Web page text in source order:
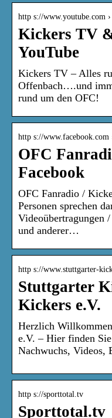
http s://www.youtube.com ›
Kickers TV
YouTube
Kickers TV – Alles
Offenbach….und
rund um den OFC!
http s://www.facebook.com
OFC
Facebook
OFC Fanradio /
Personen sprechen
Videoübertragungen
und anderer…
http s://www.stuttgarter-
Stuttgarter
Kickers e.V.
Herzlich
e.V. – Hier finden
Nachwuchs, Videos,
http s://sporttotal.tv
Sporttotal.tv